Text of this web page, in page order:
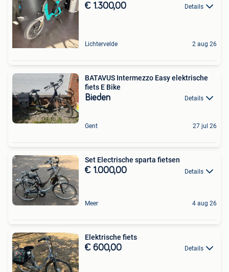
€ 1.300,00 Details
Lichtervelde 2 aug 26
BATAVUS Intermezzo Easy elektrische
fiets E Bike
Bieden Details
Gent 27 jul 26
Set Electrische sparta fietsen
€ 1.000,00 Details
Meer 4 aug 26
Elektrische fiets
€ 600,00 Details